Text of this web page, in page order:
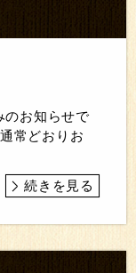
お知らせで
常どおりお
続きを見る